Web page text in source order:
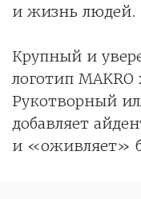
и жизнь людей.
Крупный и
логотип
Рукотворный
добавляет
и «оживляет»